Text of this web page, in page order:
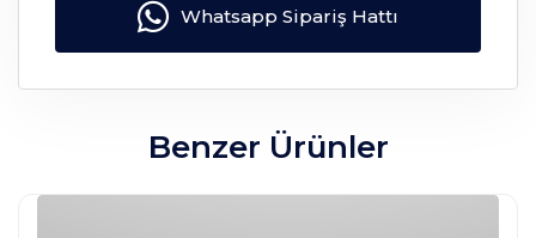
Whatsapp Sipariş Hattı
Benzer Ürünler